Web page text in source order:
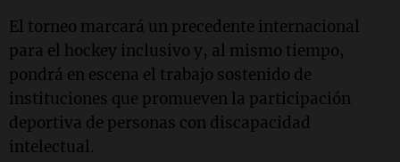
El torneo marcará un precedente internacional
para el hockey inclusivo y, al mismo tiempo,
pondrá en escena el trabajo sostenido de
instituciones que promueven la participación
deportiva de personas con discapacidad
intelectual.